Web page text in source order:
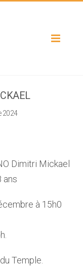
Toggle
2024
Dimitri Mickael
ans
à 15h0
Temple.